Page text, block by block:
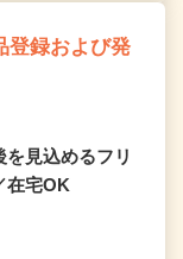
登録および発
を見込めるフリ
在宅OK